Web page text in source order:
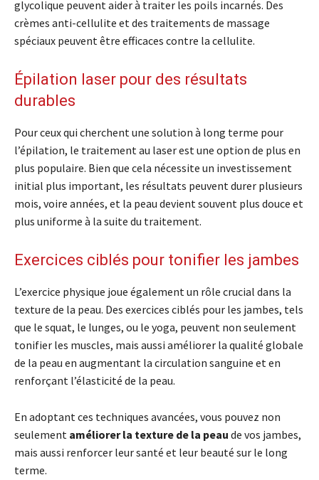
glycolique peuvent aider à traiter les poils incarnés. Des
crèmes anti-cellulite et des traitements de massage
spéciaux peuvent être efficaces contre la cellulite.
Épilation laser pour des résultats
durables
Pour ceux qui cherchent une solution à long terme pour
l’épilation, le traitement au laser est une option de plus en
plus populaire. Bien que cela nécessite un investissement
initial plus important, les résultats peuvent durer plusieurs
mois, voire années, et la peau devient souvent plus douce et
plus uniforme à la suite du traitement.
Exercices ciblés pour tonifier les jambes
L’exercice physique joue également un rôle crucial dans la
texture de la peau. Des exercices ciblés pour les jambes, tels
que le squat, le lunges, ou le yoga, peuvent non seulement
tonifier les muscles, mais aussi améliorer la qualité globale
de la peau en augmentant la circulation sanguine et en
renforçant l’élasticité de la peau.
En adoptant ces techniques avancées, vous pouvez non
seulement améliorer la texture de la peau de vos jambes,
mais aussi renforcer leur santé et leur beauté sur le long
terme.